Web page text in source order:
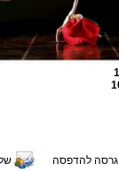
גרסה להדפסה